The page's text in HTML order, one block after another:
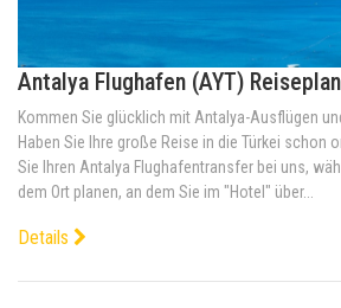
Antalya Flughafen (AYT) Reiseplan
Kommen Sie glücklich mit Antalya-Ausflügen
Haben Sie Ihre große Reise in die Türkei schon
Sie Ihren Antalya Flughafentransfer bei uns,
dem Ort planen, an dem Sie im "Hotel" über...
Details